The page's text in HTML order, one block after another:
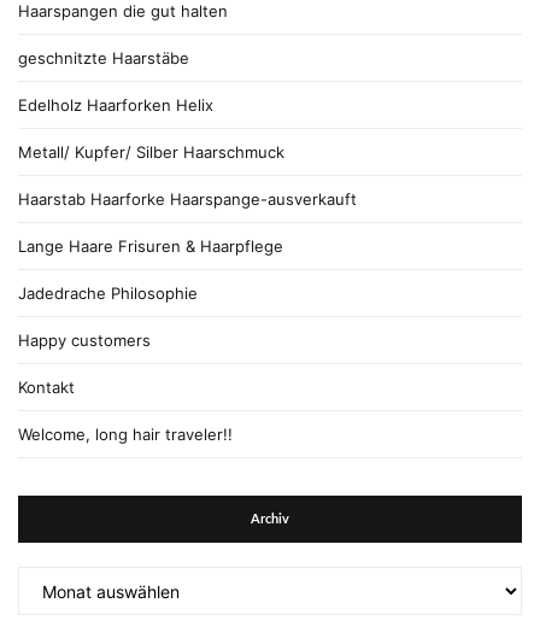
Haarspangen die gut halten
geschnitzte Haarstäbe
Edelholz Haarforken Helix
Metall/ Kupfer/ Silber Haarschmuck
Haarstab Haarforke Haarspange-ausverkauft
Lange Haare Frisuren & Haarpflege
Jadedrache Philosophie
Happy customers
Kontakt
Welcome, long hair traveler!!
Archiv